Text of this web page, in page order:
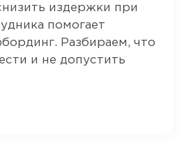
издержки при
помогает
Разбираем, что
и не допустить